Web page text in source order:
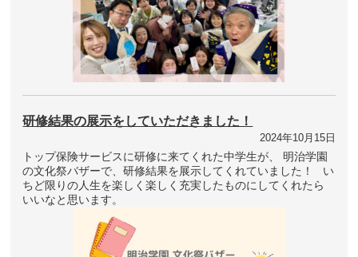
研修結果の展示をしていただきました！
2024年10月15日
トップ保険サービスに研修に来てくれた中学生が、 明治学園
の文化祭バザーで、研修結果を展示してくれていました！ い
ちど限りの人生を楽しく楽しく充実したものにしてくれたら
いいなと思います。